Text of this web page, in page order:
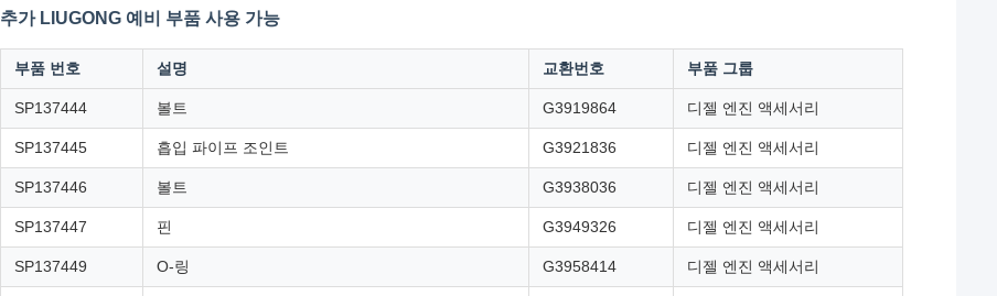
추가 LIUGONG 예비 부품 사용 가능
부품 번호 설명 교환번호 부품 그룹
SP137444 볼트 G3919864 디젤 엔진 액세서리
SP137445 흡입 파이프 조인트 G3921836 디젤 엔진 액세서리
SP137446 볼트 G3938036 디젤 엔진 액세서리
SP137447 핀 G3949326 디젤 엔진 액세서리
SP137449 O-링 G3958414 디젤 엔진 액세서리